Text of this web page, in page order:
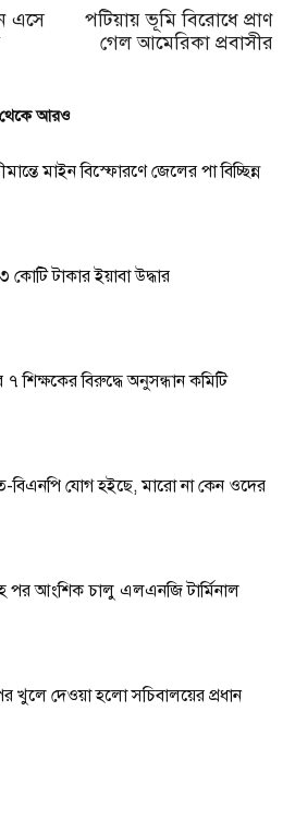
এসে
পটিয়ায় ভূমি বিরোধে প্রাণ
গেল আমেরিকা প্রবাসীর
আরও
মাইন বিস্ফোরণে জেলের পা বিচ্ছিন্ন
কোটি টাকার ইয়াবা উদ্ধার
৭ শিক্ষকের বিরুদ্ধে অনুসন্ধান কমিটি
বিএনপি যোগ হইছে, মারো না কেন ওদের
পর আংশিক চালু এলএনজি টার্মিনাল
খুলে দেওয়া হলো সচিবালয়ের প্রধান